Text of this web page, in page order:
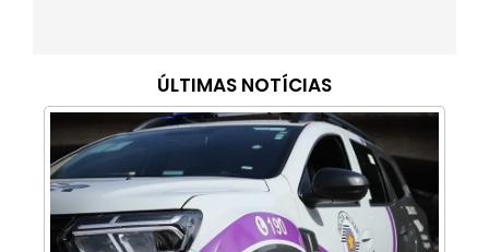
ÚLTIMAS NOTÍCIAS